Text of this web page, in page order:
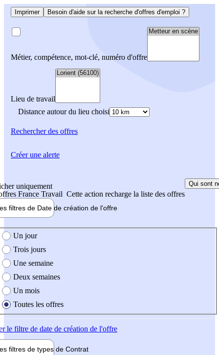
Imprimer Besoin d'aide sur la recherche d'offres d'emploi ?
Métier, compétence, mot-clé, numéro d'offre
Lieu de travail
Distance autour du lieu choisi
Rechercherdes offres
uniquement
France Travail Cette action recharge la liste des offres
Qui sont
filtres de Date de création de l'offre
création de l'offre
Un jour
Trois jours
Une semaine
Deux semaines
Un mois
Toutes les offres
le filtre de date de création de l'offre
filtres de types de Contrat
Créer une alerte